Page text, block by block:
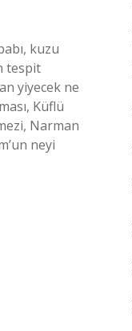
kuzu
tespit
yiyecek ne
Küflü
Narman
neyi